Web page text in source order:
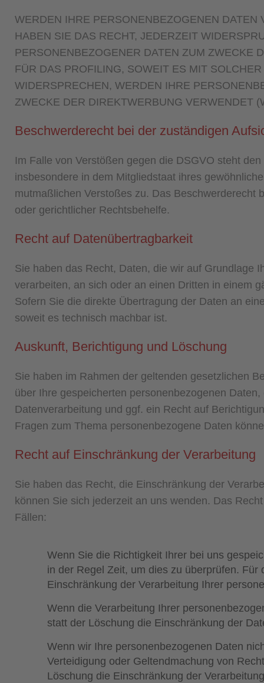
WERDEN IHRE PERSONENBEZOGENEN
HABEN SIE DAS RECHT, JEDERZEIT
PERSONENBEZOGENER DATEN ZUM ZWECKE
FÜR DAS PROFILING, SOWEIT ES MIT
WIDERSPRECHEN, WERDEN IHRE
ZWECKE DER DIREKTWERBUNG VERWENDET
Beschwerde­recht bei der zuständigen
Im Falle von Verstößen gegen die DSGVO steht
insbesondere in dem Mitgliedstaat ihres
mutmaßlichen Verstoßes zu. Das Beschwerderecht
oder gerichtlicher Rechtsbehelfe.
Recht auf Daten­übertrag­barkeit
Sie haben das Recht, Daten, die wir auf Grundlage
verarbeiten, an sich oder an einen Dritten in einem
Sofern Sie die direkte Übertragung der Daten an
soweit es technisch machbar ist.
Auskunft, Berichtigung und Löschung
Sie haben im Rahmen der geltenden gesetzlichen
über Ihre gespeicherten personenbezogenen
Datenverarbeitung und ggf. ein Recht auf
Fragen zum Thema personenbezogene Daten
Recht auf Einschränkung der Verarbeitung
Sie haben das Recht, die Einschränkung der
können Sie sich jederzeit an uns wenden. Das
Fällen:
Wenn Sie die Richtigkeit Ihrer bei uns
in der Regel Zeit, um dies zu überprüfen.
Einschränkung der Verarbeitung Ihrer
Wenn die Verarbeitung Ihrer
statt der Löschung die Einschränkung der
Wenn wir Ihre personenbezogenen Daten
Verteidigung oder Geltendmachung von
Löschung die Einschränkung der